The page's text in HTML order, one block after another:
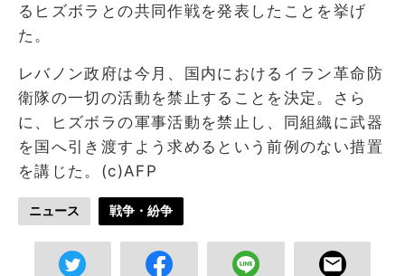
るヒズボラとの共同作戦を発表したことを挙げ
た。
レバノン政府は今月、国内におけるイラン革命防
衛隊の一切の活動を禁止することを決定。さら
に、ヒズボラの軍事活動を禁止し、同組織に武器
を国へ引き渡すよう求めるという前例のない措置
を講じた。(c)AFP
ニュース 戦争・紛争